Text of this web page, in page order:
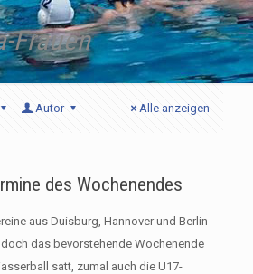
Frauen
Autor Alle anzeigen
des Wochenendes
aus Duisburg, Hannover und Berlin
das bevorstehende Wochenende
satt, zumal auch die U17-